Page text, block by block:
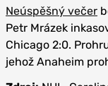
Neúspěšný večer
Petr Mrázek
Chicago 2:0.
jehož Anaheim